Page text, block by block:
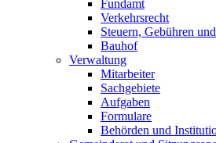
Fundamt
Verkehrsrecht
Steuern, Gebühren
Bauhof
Verwaltung
Mitarbeiter
Sachgebiete
Aufgaben
Formulare
Behörden und